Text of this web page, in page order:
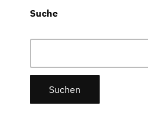
Suche